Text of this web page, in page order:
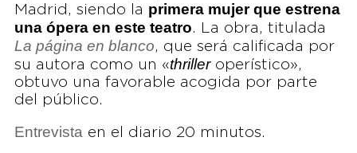
Madrid, siendo la primera mujer que estrena
una ópera en este teatro. La obra, titulada
La página en blanco, que será calificada por
su autora como un «thrilleroperístico»,
obtuvo una favorable acogida por parte
del público.
Entrevista en el diario 20 minutos.